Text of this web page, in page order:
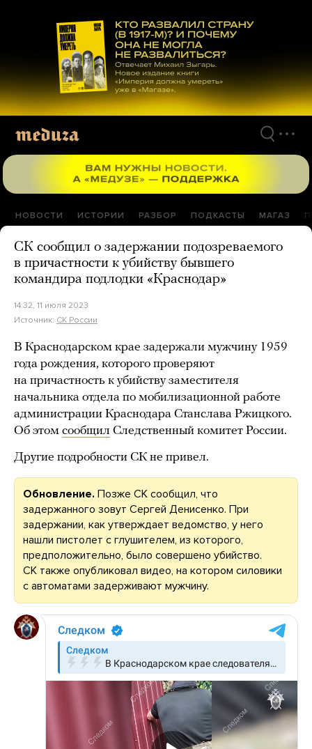
материалам
НОВОСТИ ИСТОРИИ РАЗБОР ПОДКАСТЫ МАГАЗ
СК сообщил о задержании подозреваемого
в причастности к убийству бывшего
командира подлодки «Краснодар»
14:32, 11 июля 2023
Источник: СК России
В Краснодарском крае задержали мужчину 1959
года рождения, которого проверяют
на причастность к убийству заместителя
начальника отдела по мобилизационной работе
администрации Краснодара Станслава Ржицкого.
Об этом сообщил Следственный комитет России.
Другие подробности СК не привел.
Обновление. Позже СК сообщил, что
задержанного зовут Сергей Денисенко. При
задержании, как утверждает ведомство, у него
нашли пистолет с глушителем, из которого,
предположительно, было совершено убийство.
СК также опубликовал видео, на котором силовики
с автоматами задерживают мужчину.